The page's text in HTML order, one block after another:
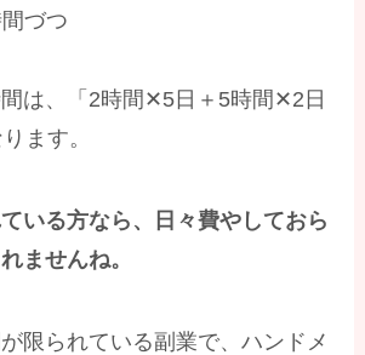
づつ
間は、「2時間✕5日＋5時間✕2日
ます。
いる方なら、日々費やしておら
ませんね。
限られている副業で、ハンドメ